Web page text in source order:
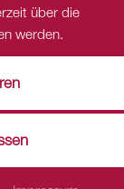
über die
werden.